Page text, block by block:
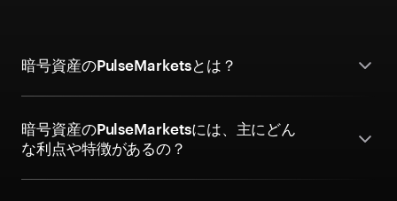
暗号資産のPulseMarketsとは？
暗号資産のPulseMarketsには、主にどん
な利点や特徴があるの？